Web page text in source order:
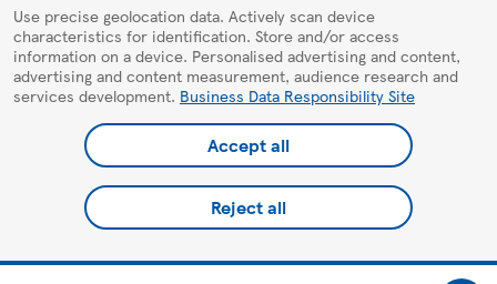
Use precise geolocation data. Actively scan device
characteristics for identification. Store and/or access
information on a device. Personalised advertising and content,
advertising and content measurement, audience research and
services development. Business Data Responsibility Site
Accept all
Reject all